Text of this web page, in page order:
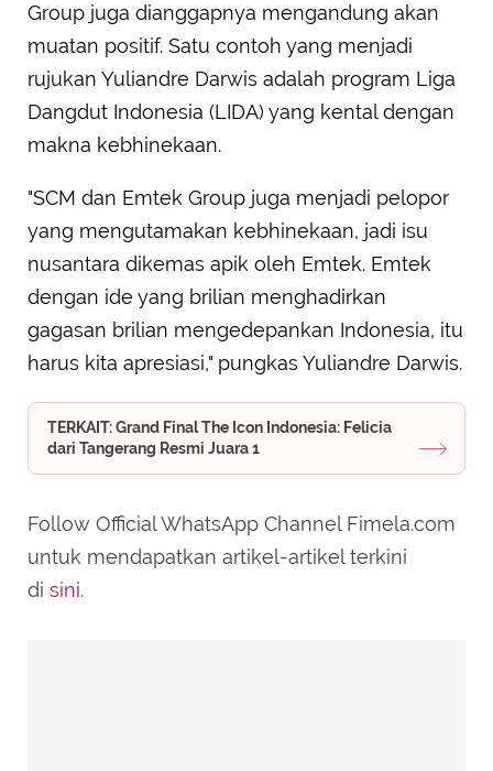
Group juga dianggapnya mengandung akan
muatan positif. Satu contoh yang menjadi
rujukan Yuliandre Darwis adalah program Liga
Dangdut Indonesia (LIDA) yang kental dengan
makna kebhinekaan.
"SCM dan Emtek Group juga menjadi pelopor
yang mengutamakan kebhinekaan, jadi isu
nusantara dikemas apik oleh Emtek. Emtek
dengan ide yang brilian menghadirkan
gagasan brilian mengedepankan Indonesia, itu
harus kita apresiasi," pungkas Yuliandre Darwis.
TERKAIT: Grand Final The Icon Indonesia: Felicia
dari Tangerang Resmi Juara 1
Follow Official WhatsApp Channel Fimela.com
untuk mendapatkan artikel-artikel terkini
di sini.